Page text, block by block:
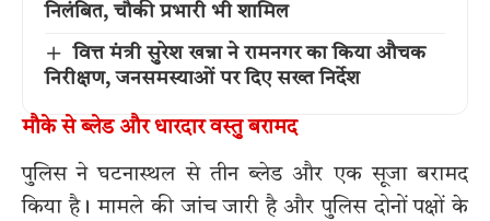
निलंबित, चौकी प्रभारी भी शामिल
वित्त मंत्री सुरेश खन्ना ने रामनगर का किया औचक
निरीक्षण, जनसमस्याओं पर दिए सख्त निर्देश
मौके से ब्लेड और धारदार वस्तु बरामद
पुलिस ने घटनास्थल से तीन ब्लेड और एक सूजा बरामद
किया है। मामले की जांच जारी है और पुलिस दोनों पक्षों के